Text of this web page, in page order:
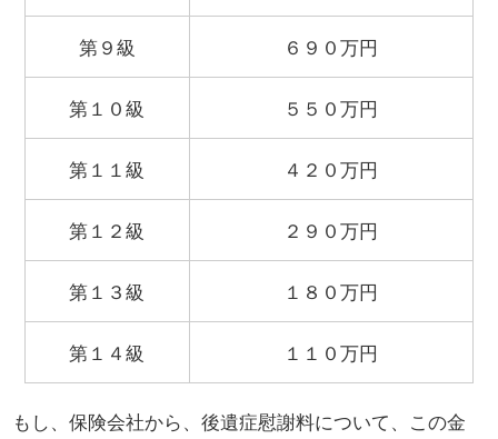
第９級 ６９０万円
第１０級 ５５０万円
第１１級 ４２０万円
第１２級 ２９０万円
第１３級 １８０万円
第１４級 １１０万円
もし、保険会社から、後遺症慰謝料について、この金